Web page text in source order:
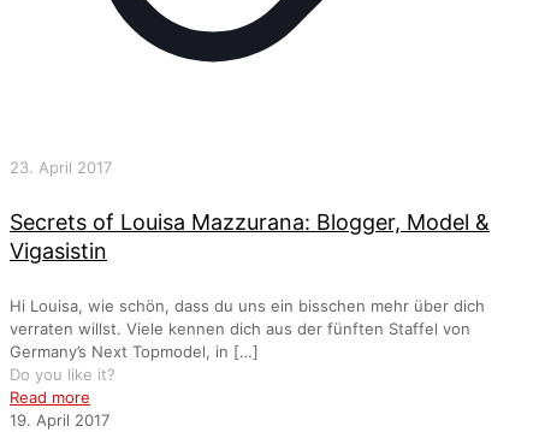
23. April 2017
Secrets of Louisa Mazzurana: Blogger, Model &
Vigasistin
Hi Louisa, wie schön, dass du uns ein bisschen mehr über dich
verraten willst. Viele kennen dich aus der fünften Staffel von
Germany’s Next Topmodel, in […]
Do you like it?
Read more
19. April 2017